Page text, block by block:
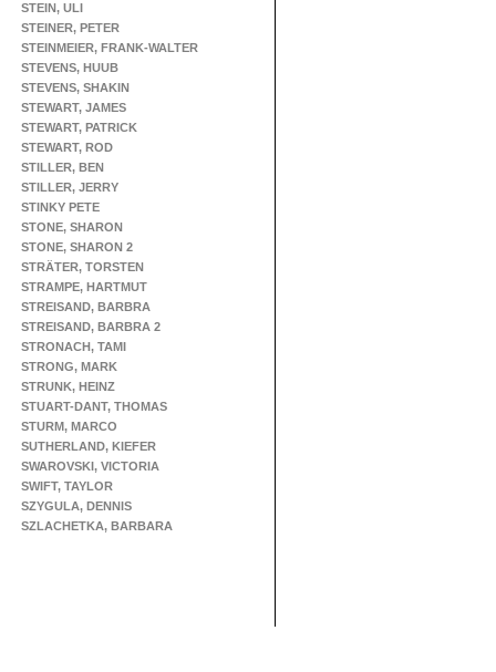
STEIN, ULI
STEINER, PETER
STEINMEIER, FRANK-WALTER
STEVENS, HUUB
STEVENS, SHAKIN
STEWART, JAMES
STEWART, PATRICK
STEWART, ROD
STILLER, BEN
STILLER, JERRY
STINKY PETE
STONE, SHARON
STONE, SHARON 2
STRÄTER, TORSTEN
STRAMPE, HARTMUT
STREISAND, BARBRA
STREISAND, BARBRA 2
STRONACH, TAMI
STRONG, MARK
STRUNK, HEINZ
STUART-DANT, THOMAS
STURM, MARCO
SUTHERLAND, KIEFER
SWAROVSKI, VICTORIA
SWIFT, TAYLOR
SZYGULA, DENNIS
SZLACHETKA, BARBARA